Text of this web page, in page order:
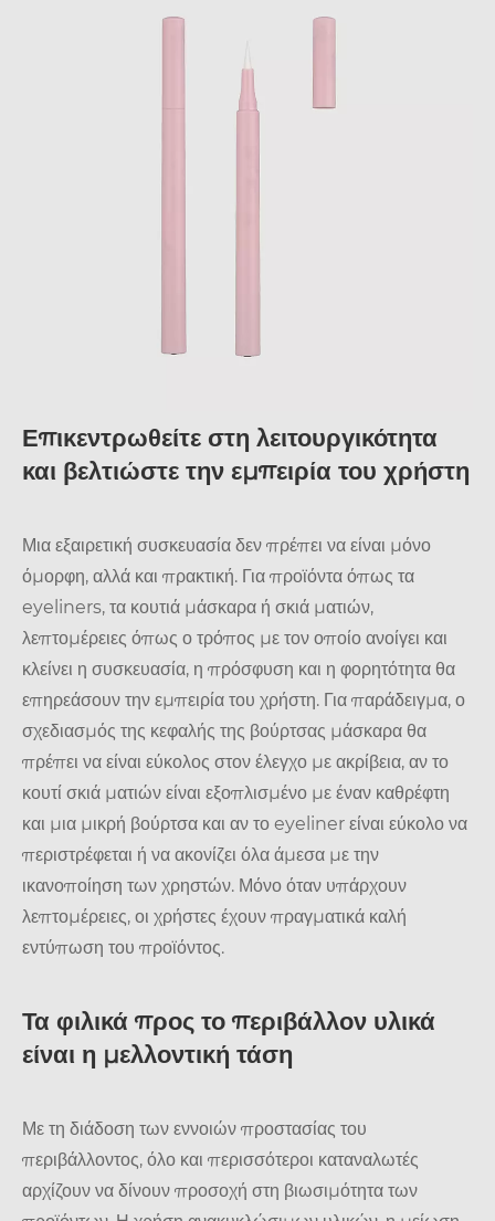
Επικεντρωθείτε στη λειτουργικότητα
και βελτιώστε την εμπειρία του χρήστη
Μια εξαιρετική συσκευασία δεν πρέπει να είναι μόνο
όμορφη, αλλά και πρακτική. Για προϊόντα όπως τα
eyeliners, τα κουτιά μάσκαρα ή σκιά ματιών,
λεπτομέρειες όπως ο τρόπος με τον οποίο ανοίγει και
κλείνει η συσκευασία, η πρόσφυση και η φορητότητα θα
επηρεάσουν την εμπειρία του χρήστη. Για παράδειγμα, ο
σχεδιασμός της κεφαλής της βούρτσας μάσκαρα θα
πρέπει να είναι εύκολος στον έλεγχο με ακρίβεια, αν το
κουτί σκιά ματιών είναι εξοπλισμένο με έναν καθρέφτη
και μια μικρή βούρτσα και αν το eyeliner είναι εύκολο να
περιστρέφεται ή να ακονίζει όλα άμεσα με την
ικανοποίηση των χρηστών. Μόνο όταν υπάρχουν
λεπτομέρειες, οι χρήστες έχουν πραγματικά καλή
εντύπωση του προϊόντος.
Τα φιλικά προς το περιβάλλον υλικά
είναι η μελλοντική τάση
Με τη διάδοση των εννοιών προστασίας του
περιβάλλοντος, όλο και περισσότεροι καταναλωτές
αρχίζουν να δίνουν προσοχή στη βιωσιμότητα των